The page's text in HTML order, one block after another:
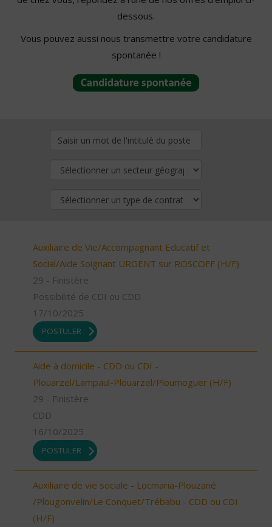
dessous.
Vous pouvez aussi nous transmettre votre candidature
spontanée !
Auxiliaire de Vie/Accompagnant Educatif et
Social/Aide Soignant URGENT sur ROSCOFF (H/F)
29 - Finistère
Possibilité de CDI ou CDD
17/10/2025
POSTULER
Aide à domicile - CDD ou CDI -
Plouarzel/Lampaul-Plouarzel/Ploumoguer (H/F)
29 - Finistère
CDD
16/10/2025
POSTULER
Auxiliaire de vie sociale - Locmaria-Plouzané
/Plougonvelin/Le Conquet/Trébabu - CDD ou CDI
(H/F)